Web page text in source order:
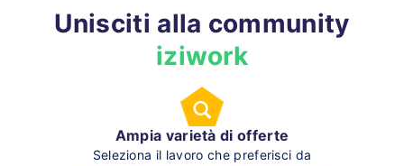
Unisciti alla community
iziwork
Ampia varietà di offerte
Seleziona il lavoro che preferisci da